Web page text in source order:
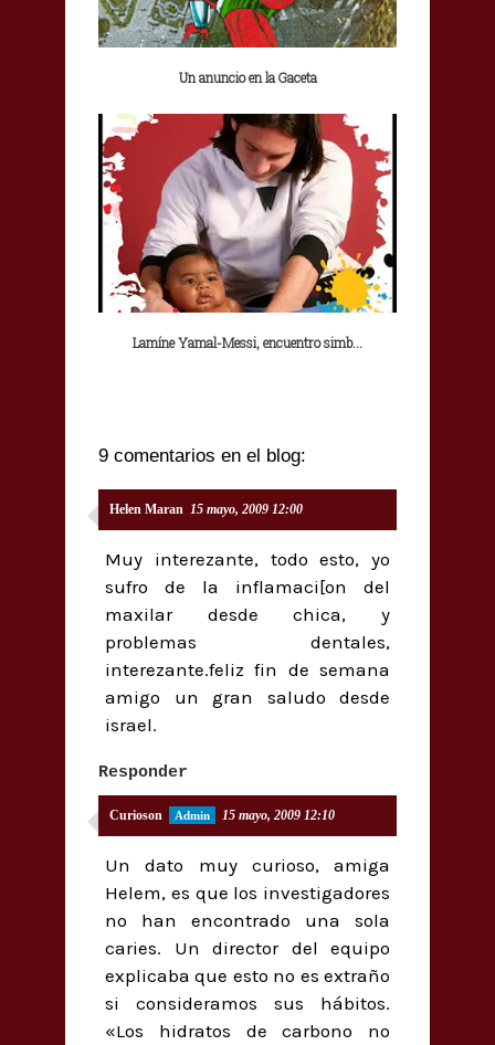
Un anuncio en la Gaceta
Lamíne Yamal-Messi, encuentro simb...
9 comentarios en el blog:
Helen Maran 15 mayo, 2009 12:00
Muy interezante, todo esto, yo
sufro de la inflamaci[on del
maxilar desde chica, y
problemas dentales,
interezante.feliz fin de semana
amigo un gran saludo desde
israel.
Responder
Curioson 15 mayo, 2009 12:10
Un dato muy curioso, amiga
Helem, es que los investigadores
no han encontrado una sola
caries. Un director del equipo
explicaba que esto no es extraño
si consideramos sus hábitos.
«Los hidratos de carbono no